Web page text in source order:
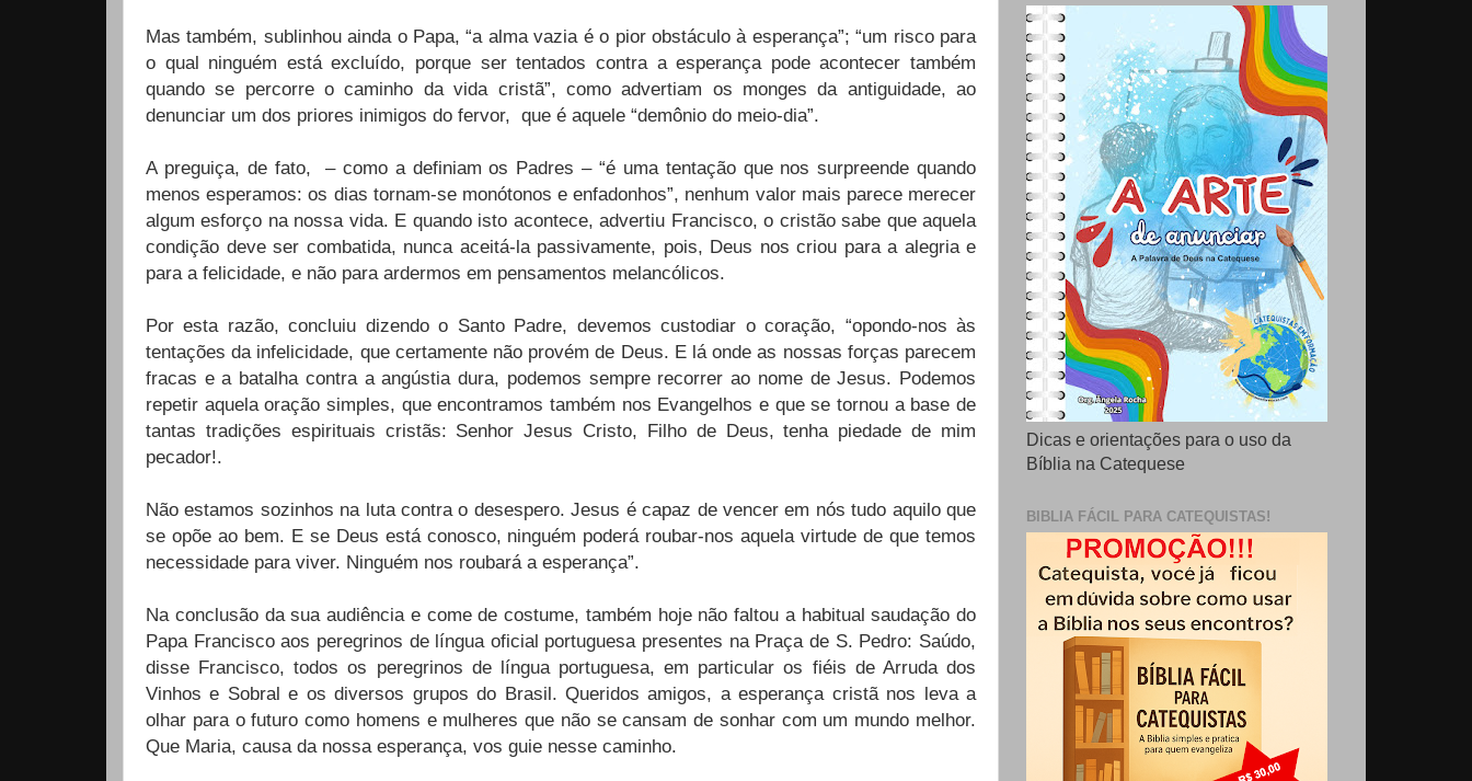
Mas também, sublinhou ainda o Papa, “a alma vazia é o pior obstáculo à esperança”; “um risco para
o qual ninguém está excluído, porque ser tentados contra a esperança pode acontecer também
quando se percorre o caminho da vida cristã”, como advertiam os monges da antiguidade, ao
denunciar um dos priores inimigos do fervor, que é aquele “demônio do meio-dia”.
A preguiça, de fato, – como a definiam os Padres – “é uma tentação que nos surpreende quando
menos esperamos: os dias tornam-se monótonos e enfadonhos”, nenhum valor mais parece merecer
algum esforço na nossa vida. E quando isto acontece, advertiu Francisco, o cristão sabe que aquela
condição deve ser combatida, nunca aceitá-la passivamente, pois, Deus nos criou para a alegria e
para a felicidade, e não para ardermos em pensamentos melancólicos.
Por esta razão, concluiu dizendo o Santo Padre, devemos custodiar o coração, “opondo-nos às
tentações da infelicidade, que certamente não provém de Deus. E lá onde as nossas forças parecem
fracas e a batalha contra a angústia dura, podemos sempre recorrer ao nome de Jesus. Podemos
repetir aquela oração simples, que encontramos também nos Evangelhos e que se tornou a base de
tantas tradições espirituais cristãs: Senhor Jesus Cristo, Filho de Deus, tenha piedade de mim
pecador!.
Não estamos sozinhos na luta contra o desespero. Jesus é capaz de vencer em nós tudo aquilo que
se opõe ao bem. E se Deus está conosco, ninguém poderá roubar-nos aquela virtude de que temos
necessidade para viver. Ninguém nos roubará a esperança”.
Na conclusão da sua audiência e come de costume, também hoje não faltou a habitual saudação do
Papa Francisco aos peregrinos de língua oficial portuguesa presentes na Praça de S. Pedro: Saúdo,
disse Francisco, todos os peregrinos de língua portuguesa, em particular os fiéis de Arruda dos
Vinhos e Sobral e os diversos grupos do Brasil. Queridos amigos, a esperança cristã nos leva a
olhar para o futuro como homens e mulheres que não se cansam de sonhar com um mundo melhor.
Que Maria, causa da nossa esperança, vos guie nesse caminho.
Dicas e orientações para o uso da
Bíblia na Catequese
BIBLIA FÁCIL PARA CATEQUISTAS!